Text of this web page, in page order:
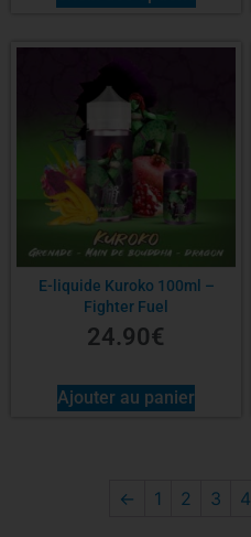
E-liquide Kuroko 100ml –
Fighter Fuel
24.90€
Ajouter au panier
← 1 2 3 4